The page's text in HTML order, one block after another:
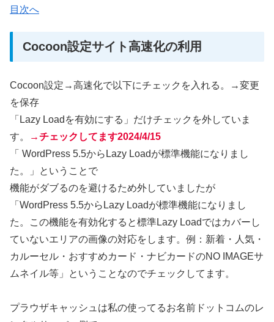
目次へ
Cocoon設定サイト高速化の利用
Cocoon設定→高速化で以下にチェックを入れる。→変更
を保存
「Lazy Loadを有効にする」だけチェックを外していま
す。
→チェックしてます2024/4/15
「 WordPress 5.5からLazy Loadが標準機能になりまし
た。」ということで
機能がダブるのを避けるため外していましたが
「WordPress 5.5からLazy Loadが標準機能になりまし
た。この機能を有効化すると標準Lazy Loadではカバーし
ていないエリアの画像の対応をします。例：新着・人気・
カルーセル・おすすめカード・ナビカードのNO IMAGEサ
ムネイル等」ということなのでチェックしてます。
プラウザキャッシュは私の使ってるお名前ドットコムのレ